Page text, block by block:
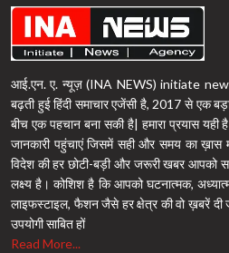
आई.एन. ए. न्यूज़ (INA NEWS) initiate
बढ़ती हुई हिंदी समाचार एजेंसी है, 2017 से
बीच एक पहचान बना सकी है| हमारा प्रयास
जानकारी पहुंचाएं जिसमें सही और समय का
विदेश की हर छोटी-बड़ी और जरूरी खबर आपको
लक्ष्य है। कोशिश है कि आपको घटनात्मक, अध्यात्म
लाइफस्टाइल, फैशन जैसे हर क्षेत्र की वो ख़बरें
उपयोगी साबित हों
Read More...